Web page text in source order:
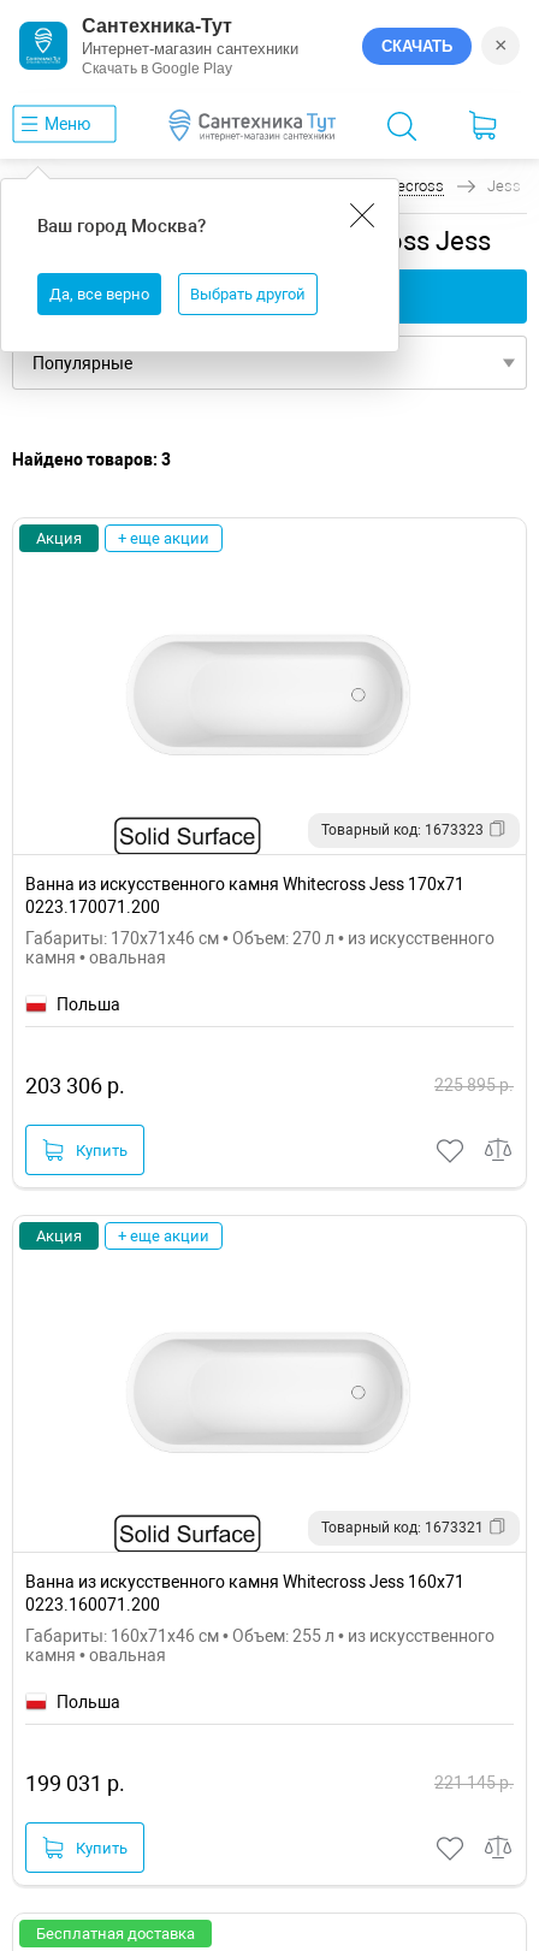
Сантехника-Тут
Интернет-магазин сантехники
Скачать в Google Play
СКАЧАТЬ ×
Меню
Ваш город Москва?
Да, все верно Выбрать другой
Whitecross Jess
универсальная ванны Whitecross Jess
Применить фильтры
Найдено товаров: 3
Акция + еще акции
Товарный код: 1673323
Ванна из искусственного камня Whitecross Jess 170x71
0223.170071.200
Габариты: 170x71x46 см • Объем: 270 л • из искусственного
камня • овальная
Польша
203 306 р. 225 895 р.
Купить
Акция + еще акции
Товарный код: 1673321
Ванна из искусственного камня Whitecross Jess 160x71
0223.160071.200
Габариты: 160x71x46 см • Объем: 255 л • из искусственного
камня • овальная
Польша
199 031 р. 221 145 р.
Купить
Бесплатная доставка